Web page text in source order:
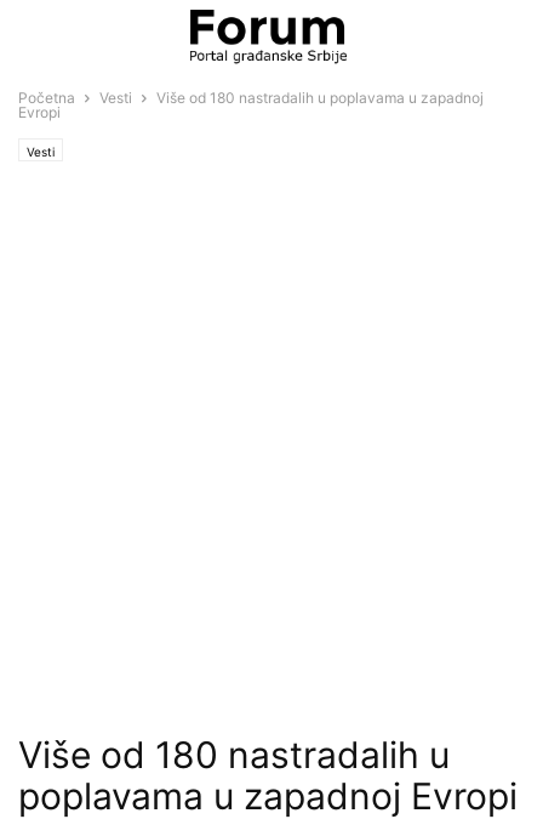
Početna Vesti
Više od 180 nastradalih u poplavama u zapadnoj
Evropi
Vesti
Više od 180 nastradalih u
poplavama u zapadnoj Evropi